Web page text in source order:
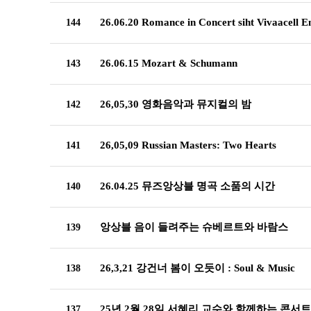
144 26.06.20 Romance in Concert siht Vivaacell
143 26.06.15 Mozart & Schumann
142 26,05,30 영화음악과 뮤지컬의 밤
141 26,05,09 Russian Masters: Two Hearts
140 26.04.25 뮤즈앙상블 명곡 소품의 시간
139 앙상블 음이 들려주는 슈베르트와 바람스
138 26,3,21 강건너 봄이 오듯이 : Soul & Music